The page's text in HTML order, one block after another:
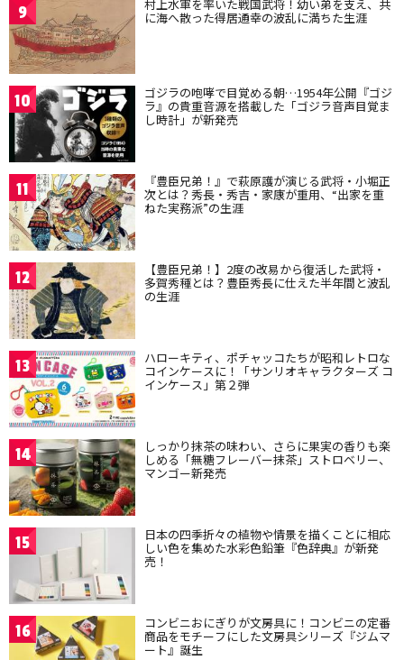
9 村上水軍を率いた戦国武将！幼い弟を支え、共
に海へ散った得居通幸の波乱に満ちた生涯
10 ゴジラの咆哮で目覚める朝…1954年公開『ゴジ
ラ』の貴重音源を搭載した「ゴジラ音声目覚ま
し時計」が新発売
11 『豊臣兄弟！』で萩原護が演じる武将・小堀正
次とは？秀長・秀吉・家康が重用、“出家を重
ねた実務派”の生涯
12 【豊臣兄弟！】2度の改易から復活した武将・
多賀秀種とは？豊臣秀長に仕えた半年間と波乱
の生涯
13 ハローキティ、ポチャッコたちが昭和レトロな
コインケースに！「サンリオキャラクターズ コ
インケース」第２弾
14 しっかり抹茶の味わい、さらに果実の香りも楽
しめる「無糖フレーバー抹茶」ストロベリー、
マンゴー新発売
15 日本の四季折々の植物や情景を描くことに相応
しい色を集めた水彩色鉛筆『色辞典』が新発
売！
16 コンビニおにぎりが文房具に！コンビニの定番
商品をモチーフにした文房具シリーズ『ジムマ
ート』誕生